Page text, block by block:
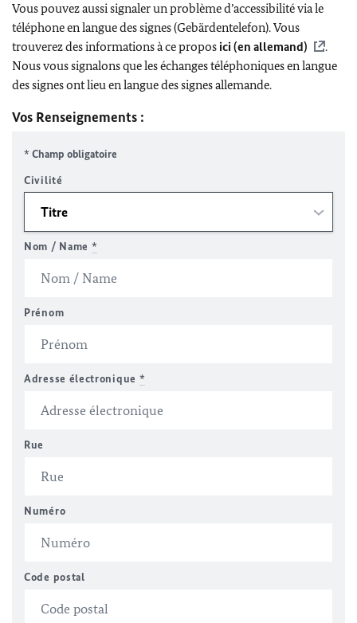
Vous pouvez aussi signaler un problème d’accessibilité via le
téléphone en langue des signes (Gebärdentelefon). Vous
trouverez des informations à ce propos ici (en allemand)
.
Nous vous signalons que les échanges téléphoniques en langue
des signes ont lieu en langue des signes allemande.
Vos Renseignements :
* Champ obligatoire
Civilité
Nom / Name *
Prénom
Adresse électronique *
Rue
Numéro
Code postal